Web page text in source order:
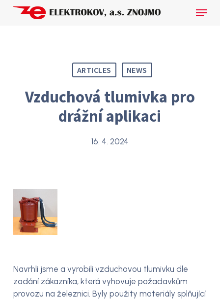
Skip
Menu
ARTICLES NEWS
Vzduchová tlumivka pro
drážní aplikaci
16. 4. 2024
Navrhli jsme a vyrobili vzduchovou tlumivku dle
zadání zákazníka, která vyhovuje požadavkům
provozu na železnici. Byly použity materiály splňující